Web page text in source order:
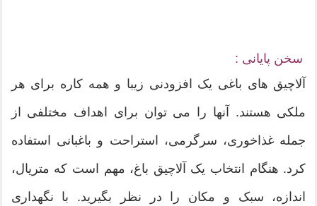
سخن پایانی :
آلاچیق های باغی یک افزودنی زیبا و همه کاره برای هر
ملکی هستند. آنها را می توان برای اهداف مختلفی از
جمله غذاخوری، سرگرمی، استراحت و باغبانی استفاده
کرد. هنگام انتخاب یک آلاچیق باغ، مهم است که متریال،
اندازه، سبک و مکان را در نظر بگیرید. با نگهداری